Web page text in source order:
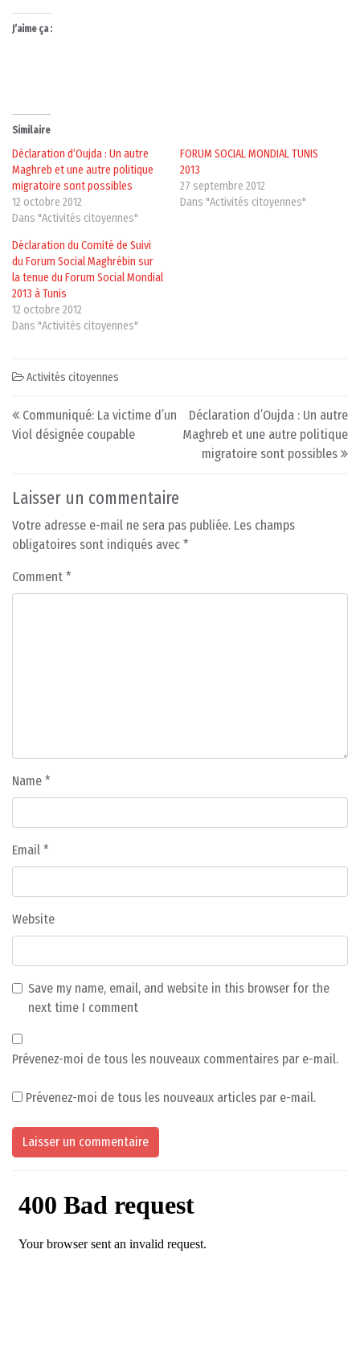
J’aime ça :
Similaire
Déclaration d’Oujda : Un autre
Maghreb et une autre politique
migratoire sont possibles
12 octobre 2012
Dans "Activités citoyennes"
FORUM SOCIAL MONDIAL TUNIS
2013
27 septembre 2012
Dans "Activités citoyennes"
Déclaration du Comité de Suivi
du Forum Social Maghrébin sur
la tenue du Forum Social Mondial
2013 à Tunis
12 octobre 2012
Dans "Activités citoyennes"
Activités citoyennes
Post navigation
Communiqué: La victime d’un
Viol désignée coupable
Déclaration d’Oujda : Un autre
Maghreb et une autre politique
migratoire sont possibles
Laisser un commentaire
Votre adresse e-mail ne sera pas publiée. Les champs
obligatoires sont indiqués avec *
Comment *
Name *
Email *
Website
Save my name, email, and website in this browser for the
next time I comment
Prévenez-moi de tous les nouveaux commentaires par e-mail.
Prévenez-moi de tous les nouveaux articles par e-mail.